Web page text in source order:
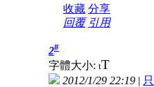
收藏 分享
回覆 引用
2#
字體大小: tT
2012/1/29 22:19 |